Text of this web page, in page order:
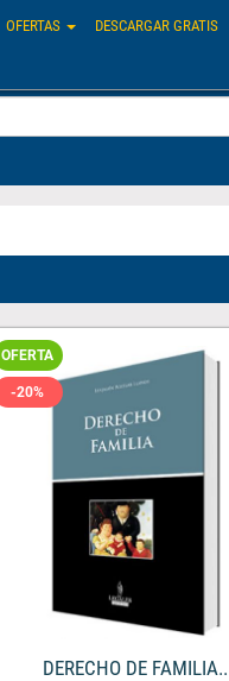
OFERTAS DESCARGAR GRATIS
OFERTA
-20%
DERECHO DE FAMILIA..